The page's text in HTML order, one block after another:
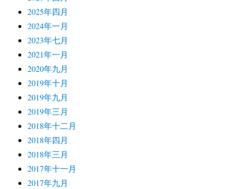
2025年四月
2024年一月
2023年七月
2021年一月
2020年九月
2019年十月
2019年九月
2019年三月
2018年十二月
2018年四月
2018年三月
2017年十一月
2017年九月